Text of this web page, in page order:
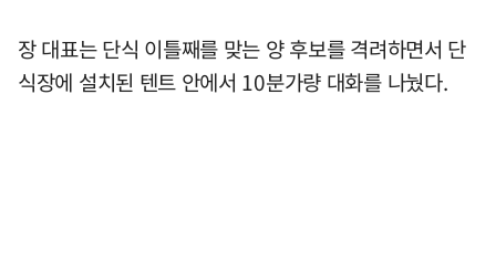
장 대표는 단식 이틀째를 맞는 양 후보를 격려하면서 단
식장에 설치된 텐트 안에서 10분가량 대화를 나눴다.